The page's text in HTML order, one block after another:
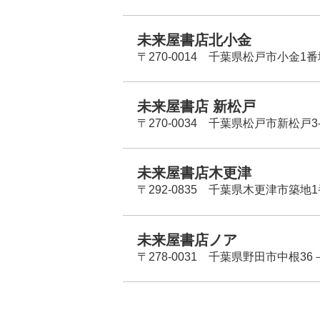
未来屋書店北小金
〒270-0014 千葉県松戸市小金1番
未来屋書店 新松戸
〒270-0034 千葉県松戸市新松戸
未来屋書店木更津
〒292-0835 千葉県木更津市築地1
未来屋書店ノア
〒278-0031 千葉県野田市中根36